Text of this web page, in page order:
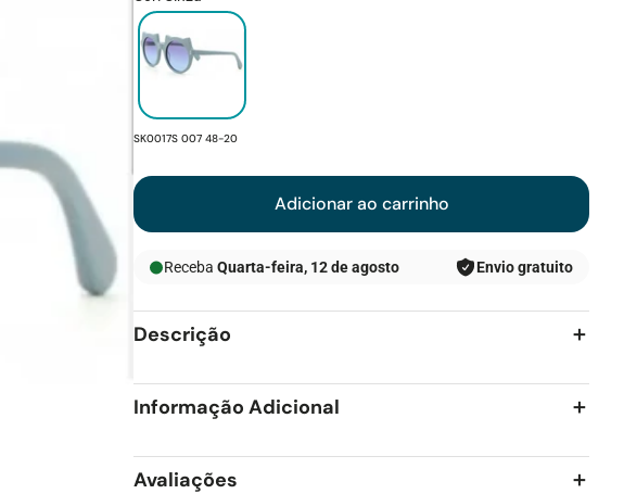
SKU:
SK0017S 007 48-20
Adicionar ao carrinho
Receba Quarta-feira, 12 de agosto Envio gratuito
Descrição
Informação Adicional
Avaliações